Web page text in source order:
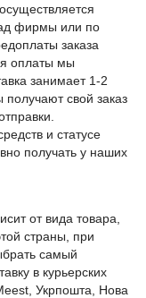
фирмы или по
заказа
оплаты мы
занимает 1-2
свой заказ
и статусе
получать у наших
от вида товара,
страны, при
самый
в курьерских
Укрпошта, Нова